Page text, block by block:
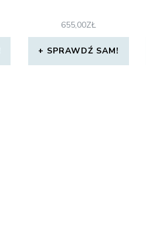
655,00ZŁ
SPRAWDŹ SAM!